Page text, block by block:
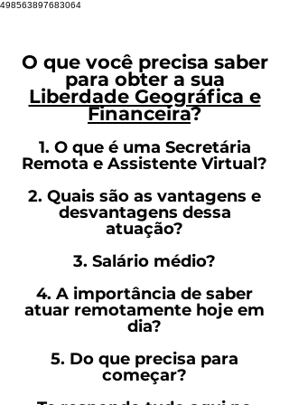
498563897683064
O que você precisa saber
para obter a sua
Liberdade Geográfica e
Financeira?
1. O que é uma Secretária
Remota e Assistente Virtual?
2. Quais são as vantagens e
desvantagens dessa
atuação?
3. Salário médio?
4. A importância de saber
atuar remotamente hoje em
dia?
5. Do que precisa para
começar?